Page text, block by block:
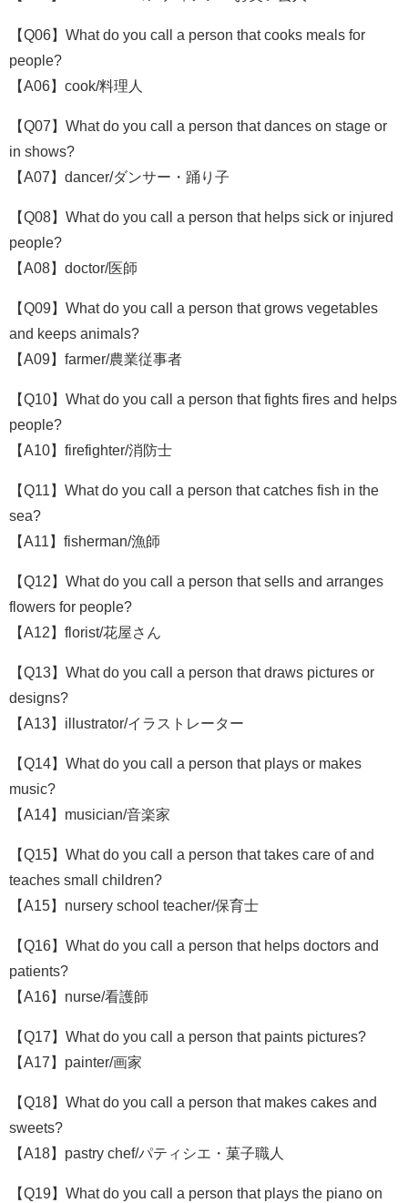
【Q06】What do you call a person that cooks meals for
people?
【A06】cook/料理人
【Q07】What do you call a person that dances on stage or
in shows?
【A07】dancer/ダンサー・踊り子
【Q08】What do you call a person that helps sick or injured
people?
【A08】doctor/医師
【Q09】What do you call a person that grows vegetables
and keeps animals?
【A09】farmer/農業従事者
【Q10】What do you call a person that fights fires and helps
people?
【A10】firefighter/消防士
【Q11】What do you call a person that catches fish in the
sea?
【A11】fisherman/漁師
【Q12】What do you call a person that sells and arranges
flowers for people?
【A12】florist/花屋さん
【Q13】What do you call a person that draws pictures or
designs?
【A13】illustrator/イラストレーター
【Q14】What do you call a person that plays or makes
music?
【A14】musician/音楽家
【Q15】What do you call a person that takes care of and
teaches small children?
【A15】nursery school teacher/保育士
【Q16】What do you call a person that helps doctors and
patients?
【A16】nurse/看護師
【Q17】What do you call a person that paints pictures?
【A17】painter/画家
【Q18】What do you call a person that makes cakes and
sweets?
【A18】pastry chef/パティシエ・菓子職人
【Q19】What do you call a person that plays the piano on